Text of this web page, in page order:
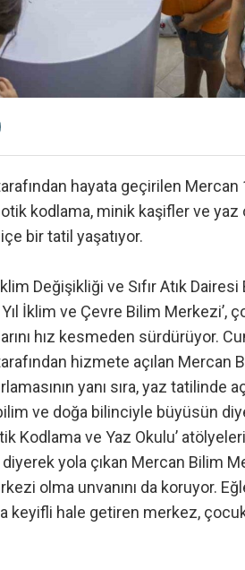
hayata geçirilen Mercan
kodlama, minik kaşifler ve
bir tatil yaşatıyor.
Değişikliği ve Sıfır Atık Dairesi
İklim ve Çevre Bilim Merkezi’,
hız kesmeden sürdürüyor.
hizmete açılan Mercan
yanı sıra, yaz tatilinde
ve doğa bilinciyle büyüsün
Kodlama ve Yaz Okulu’
yola çıkan Mercan Bilim
olma unvanını da koruyor.
keyifli hale getiren merkez,